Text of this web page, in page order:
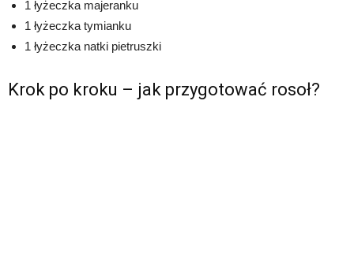
1 łyżeczka majeranku
1 łyżeczka tymianku
1 łyżeczka natki pietruszki
Krok po kroku – jak przygotować rosoł?